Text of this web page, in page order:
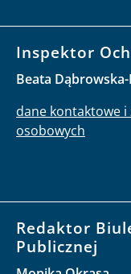
Inspektor
Beata
dane kontaktowe
osobowych
Redaktor
Publicznej